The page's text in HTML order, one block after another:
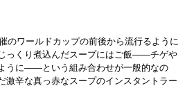
のワールドカップの前後から流行るように
っくり煮込んだスープにはご飯――チゲや
うに――という組み合わせが一般的なの
激辛な真っ赤なスープのインスタントラー